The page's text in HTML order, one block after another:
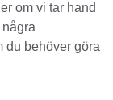
om vi tar hand
du behöver göra